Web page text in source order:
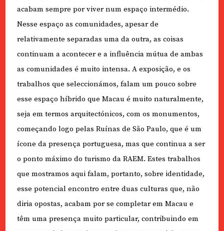
acabam sempre por viver num espaço intermédio.
Nesse espaço as comunidades, apesar de
relativamente separadas uma da outra, as coisas
continuam a acontecer e a influência mútua de ambas
as comunidades é muito intensa. A exposição, e os
trabalhos que seleccionámos, falam um pouco sobre
esse espaço híbrido que Macau é muito naturalmente,
seja em termos arquitectónicos, com os monumentos,
começando logo pelas Ruínas de São Paulo, que é um
ícone da presença portuguesa, mas que continua a ser
o ponto máximo do turismo da RAEM. Estes trabalhos
que mostramos aqui falam, portanto, sobre identidade,
esse potencial encontro entre duas culturas que, não
diria opostas, acabam por se completar em Macau e
têm uma presença muito particular, contribuindo em